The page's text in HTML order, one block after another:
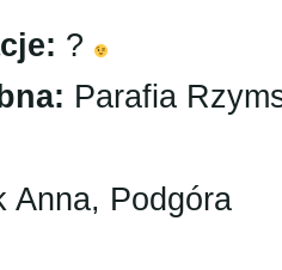
?
Parafia
Anna, Podgóra